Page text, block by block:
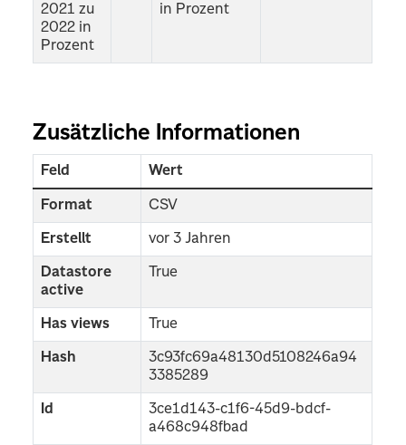
2021 zu
2022 in
Prozent
in Prozent
Zusätzliche Informationen
Feld Wert
Format CSV
Erstellt vor 3 Jahren
Datastore
active
True
Has views True
Hash
3c93fc69a48130d5108246a94
3385289
Id
3ce1d143-c1f6-45d9-bdcf-
a468c948fbad